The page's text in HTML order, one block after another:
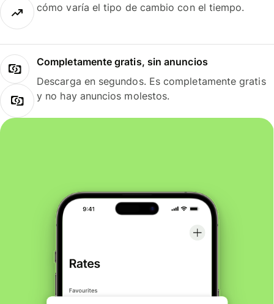
cómo varía el tipo de cambio con el tiempo.
Completamente gratis, sin anuncios
Descarga en segundos. Es completamente gratis
y no hay anuncios molestos.